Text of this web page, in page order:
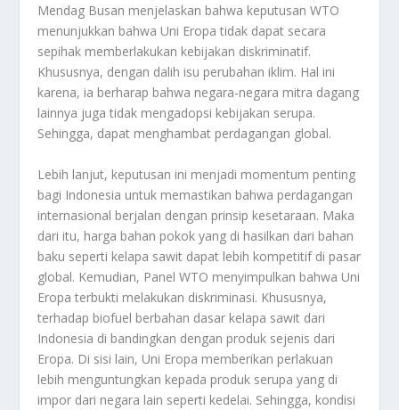
Mendag Busan menjelaskan bahwa keputusan WTO
menunjukkan bahwa Uni Eropa tidak dapat secara
sepihak memberlakukan kebijakan diskriminatif.
Khususnya, dengan dalih isu perubahan iklim. Hal ini
karena, ia berharap bahwa negara-negara mitra dagang
lainnya juga tidak mengadopsi kebijakan serupa.
Sehingga, dapat menghambat perdagangan global.
Lebih lanjut, keputusan ini menjadi momentum penting
bagi Indonesia untuk memastikan bahwa perdagangan
internasional berjalan dengan prinsip kesetaraan. Maka
dari itu, harga bahan pokok yang di hasilkan dari bahan
baku seperti kelapa sawit dapat lebih kompetitif di pasar
global. Kemudian, Panel WTO menyimpulkan bahwa Uni
Eropa terbukti melakukan diskriminasi. Khususnya,
terhadap biofuel berbahan dasar kelapa sawit dari
Indonesia di bandingkan dengan produk sejenis dari
Eropa. Di sisi lain, Uni Eropa memberikan perlakuan
lebih menguntungkan kepada produk serupa yang di
impor dari negara lain seperti kedelai. Sehingga, kondisi